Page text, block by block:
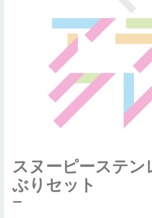
スヌーピーステン
ぶりセット
ー